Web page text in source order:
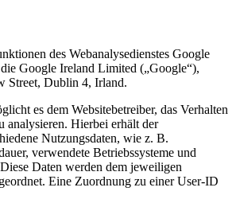
des Webanalysedienstes Google
Google Ireland Limited („Google“),
Street, Dublin 4, Irland.
es dem Websitebetreiber, das Verhalten
analysieren. Hierbei erhält der
Nutzungsdaten, wie z. B.
verwendete Betriebssysteme und
Daten werden dem jeweiligen
Eine Zuordnung zu einer User-ID